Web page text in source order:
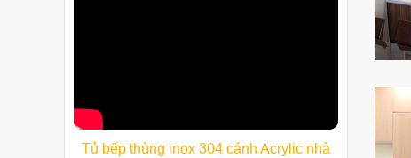
Tủ bếp thùng inox 304 cánh Acrylic nhà